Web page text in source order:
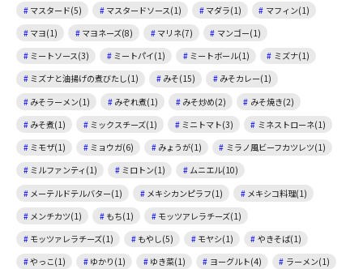
マスタード(5)
マスタードソース(1) マダラ(1)
マフィン(1)
マヨ(1)
マヨネーズ(8) マリネ(7)
マンゴー(1)
ミートソース(3)
ミートパイ(1) ミートボール(1)
ミズナ(1)
ミズナと油揚げの煮びたし(1)
みそ(15)
みそカレー(1)
みそラーメン(1)
みぞれ煮(1) みそ炒め(2)
みそ焼き(2)
みそ煮(1)
ミックスチーズ(1) ミニトマト(3)
ミネストローネ(1)
ミモザ(1)
ミョウガ(6) みょうが(1)
ミラノ風ビーフカツレツ(1)
ミルファンティ(1)
ミロトン(1)
ムニエル(10)
メーテルドテルバター(1)
メキシカンピラフ(1)
メキシコ料理(1)
メンチカツ(1)
もち(1)
モッツアレラチーズ(1)
モッツァレラチーズ(1)
もやし(5) モヤシ(1)
やきそば(1)
やっこ(1)
ゆかり(1) ゆき菜(1) ヨーグルト(4)
ラーメン(1)